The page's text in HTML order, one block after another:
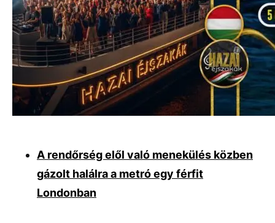
A rendőrség elől való menekülés közben
gázolt halálra a metró egy férfit
Londonban